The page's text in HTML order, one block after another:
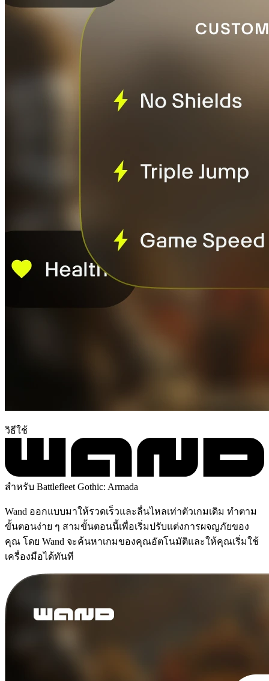
วิธีใช้
สำหรับ Battlefleet Gothic: Armada
Wand ออกแบบมาให้รวดเร็วและลื่นไหลเท่าตัวเกมเดิม ทำตาม
ขั้นตอนง่าย ๆ สามขั้นตอนนี้เพื่อเริ่มปรับแต่งการผจญภัยของ
คุณ โดย Wand จะค้นหาเกมของคุณอัตโนมัติและให้คุณเริ่มใช้
เครื่องมือได้ทันที